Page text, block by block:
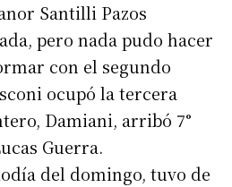
Santilli Pazos
pero nada pudo hacer
con el segundo
ocupó la tercera
Damiani, arribó 7°
Guerra.
del domingo, tuvo de